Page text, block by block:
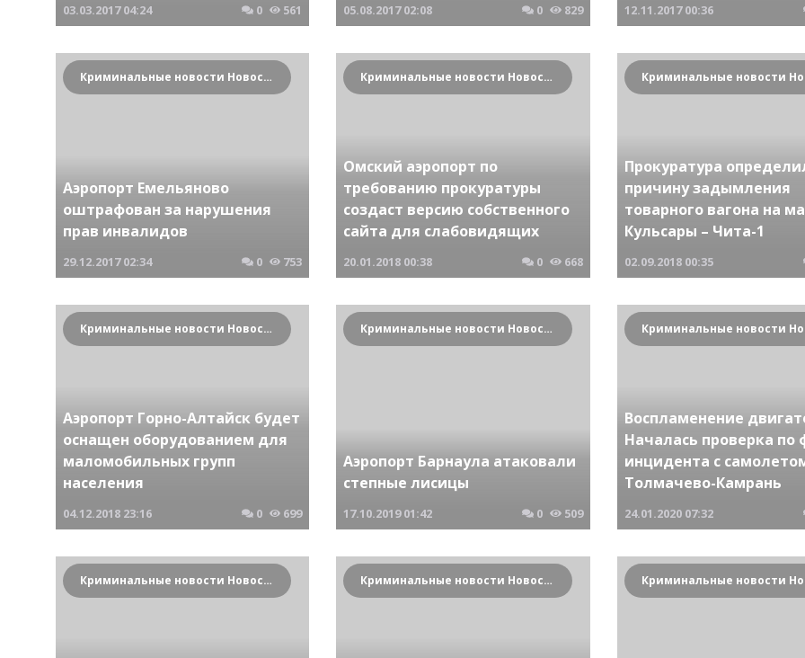
03.03.2017 04:24 0 561 05.08.201702:08 0 829 12.11.2017 00:36
Криминальные новости Новосибирска и Сибирского региона
Аэропорт Емельяново
оштрафован за нарушения
прав инвалидов
29.12.2017 02:34 0 753
Криминальные новости Новосибирска и Сибирского региона
Омский аэропорт по
требованию прокуратуры
создаст версию собственного
сайта для слабовидящих
20.01.2018 00:38 0 668
Прокуратура
причину задымления
товарного вагона на
Кульсары – Чита-1
02.09.2018 00:35
Криминальные новости Новосибирска и Сибирского региона
Аэропорт Горно-Алтайск будет
оснащен оборудованием для
маломобильных групп
населения
04.12.2018 23:16 0 699
Криминальные новости Новосибирска и Сибирского региона
Аэропорт Барнаула атаковали
степные лисицы
17.10.201901:42 0 509
Воспламенение
Началась проверка по
инцидента с
Толмачево-Камрань
24.01.2020 07:32
Криминальные новости Новосибирска и Сибирского региона Криминальные новости Новосибирска и Сибирского региона